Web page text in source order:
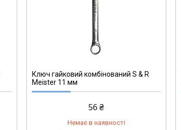
Ключ гайковий комбінований S & R
Meister 11 мм
56 ₴
Немає в наявності
271002712